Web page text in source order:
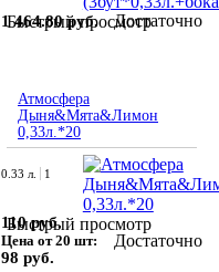
Быстрый просмотр
1 464.80 руб. Достаточно
Атмосфера
Дыня&Мята&Лимон
0,33л.*20
Быстрый просмотр
0.33 л. 1
110 руб.
Цена от 20 шт:
98 руб.
Достаточно